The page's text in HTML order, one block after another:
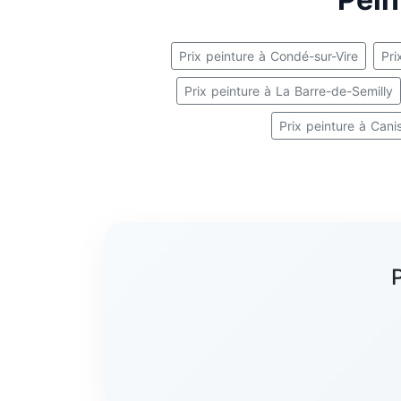
Prix peinture à Condé-sur-Vire
Prix peinture à La Barre-de-Semilly
Prix peinture à